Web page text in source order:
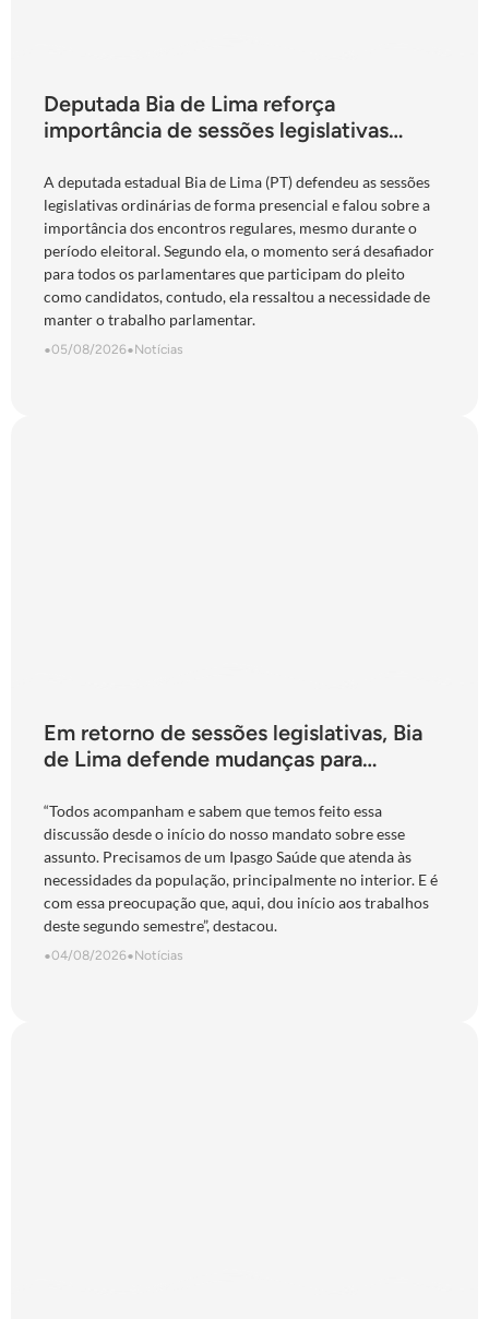
Deputada Bia de Lima reforça
importância de sessões legislativas
“obrigação com o povo de Goiás”
A deputada estadual Bia de Lima (PT) defendeu as sessões
legislativas ordinárias de forma presencial e falou sobre a
importância dos encontros regulares, mesmo durante o
período eleitoral. Segundo ela, o momento será desafiador
para todos os parlamentares que participam do pleito
como candidatos, contudo, ela ressaltou a necessidade de
manter o trabalho parlamentar.
•05/08/2026•Notícias
Em retorno de sessões legislativas, Bia
de Lima defende mudanças para
“Todos acompanham e sabem que temos feito essa
discussão desde o início do nosso mandato sobre esse
assunto. Precisamos de um Ipasgo Saúde que atenda às
necessidades da população, principalmente no interior. E é
com essa preocupação que, aqui, dou início aos trabalhos
deste segundo semestre”, destacou.
•04/08/2026•Notícias